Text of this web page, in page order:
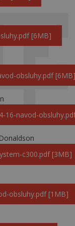
[6MB]
obsluhy.pdf [6MB]
16-navod-
c300.pdf [3MB]
obsluhy.pdf [1MB]